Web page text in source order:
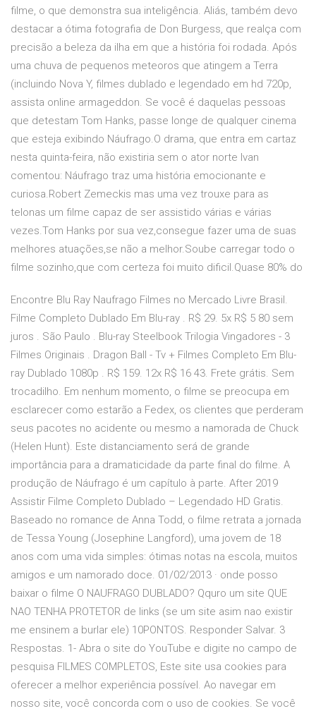
filme, o que demonstra sua inteligência. Aliás, também devo
destacar a ótima fotografia de Don Burgess, que realça com
precisão a beleza da ilha em que a história foi rodada. Após
uma chuva de pequenos meteoros que atingem a Terra
(incluindo Nova Y, filmes dublado e legendado em hd 720p,
assista online armageddon. Se você é daquelas pessoas
que detestam Tom Hanks, passe longe de qualquer cinema
que esteja exibindo Náufrago.O drama, que entra em cartaz
nesta quinta-feira, não existiria sem o ator norte Ivan
comentou: Náufrago traz uma história emocionante e
curiosa.Robert Zemeckis mas uma vez trouxe para as
telonas um filme capaz de ser assistido várias e várias
vezes.Tom Hanks por sua vez,consegue fazer uma de suas
melhores atuações,se não a melhor.Soube carregar todo o
filme sozinho,que com certeza foi muito dificil.Quase 80% do
Encontre Blu Ray Naufrago Filmes no Mercado Livre Brasil.
Filme Completo Dublado Em Blu-ray . R$ 29. 5x R$ 5 80 sem
juros . São Paulo . Blu-ray Steelbook Trilogia Vingadores - 3
Filmes Originais . Dragon Ball - Tv + Filmes Completo Em Blu-
ray Dublado 1080p . R$ 159. 12x R$ 16 43. Frete grátis. Sem
trocadilho. Em nenhum momento, o filme se preocupa em
esclarecer como estarão a Fedex, os clientes que perderam
seus pacotes no acidente ou mesmo a namorada de Chuck
(Helen Hunt). Este distanciamento será de grande
importância para a dramaticidade da parte final do filme. A
produção de Náufrago é um capítulo à parte. After 2019
Assistir Filme Completo Dublado – Legendado HD Gratis.
Baseado no romance de Anna Todd, o filme retrata a jornada
de Tessa Young (Josephine Langford), uma jovem de 18
anos com uma vida simples: ótimas notas na escola, muitos
amigos e um namorado doce. 01/02/2013 · onde posso
baixar o filme O NAUFRAGO DUBLADO? Qquro um site QUE
NAO TENHA PROTETOR de links (se um site asim nao existir
me ensinem a burlar ele) 10PONTOS. Responder Salvar. 3
Respostas. 1- Abra o site do YouTube e digite no campo de
pesquisa FILMES COMPLETOS, Este site usa cookies para
oferecer a melhor experiência possível. Ao navegar em
nosso site, você concorda com o uso de cookies. Se você